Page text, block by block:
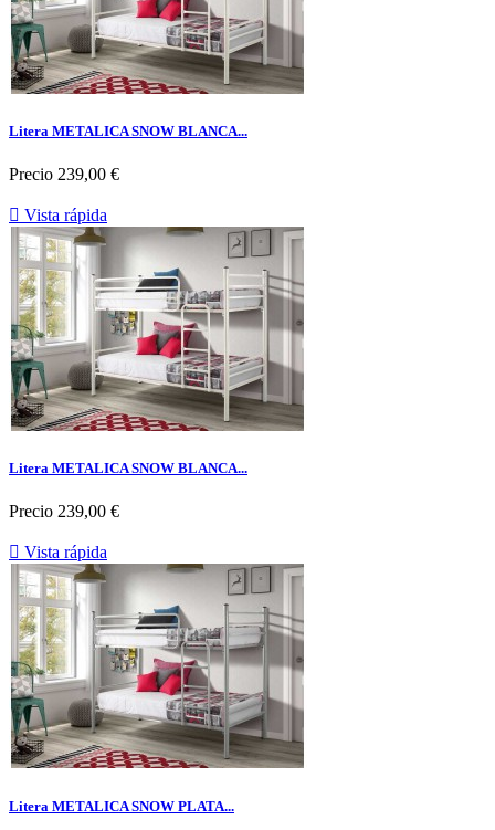
Litera METALICA SNOW BLANCA...
Precio 239,00 €
 Vista rápida
Litera METALICA SNOW BLANCA...
Precio 239,00 €
 Vista rápida
Litera METALICA SNOW PLATA...